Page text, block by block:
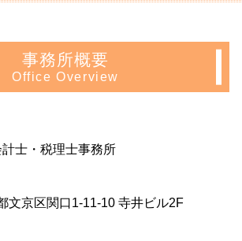
事務所概要
Office Overview
士・税理士事務所
文京区関口1-11-10 寺井ビル2F